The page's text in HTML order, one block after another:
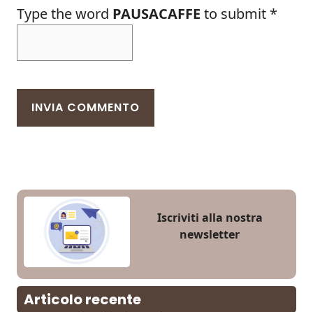
Type the word PAUSACAFFE to submit *
Iscriviti alla nostra
newsletter
Articolo recente